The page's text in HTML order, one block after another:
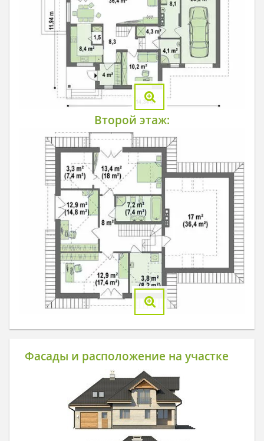
Второй этаж:
Фасады и расположение на участке